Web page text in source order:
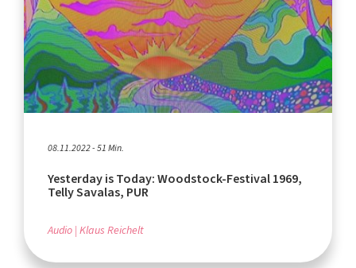
08.11.2022 - 51 Min.
Yesterday is Today: Woodstock-Festival 1969,
Telly Savalas, PUR
Audio Klaus Reichelt